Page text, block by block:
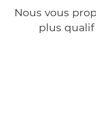
Nous vous
plus